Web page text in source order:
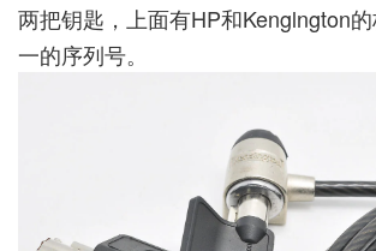
两把钥匙，上面有HP和Kenglngton
一的序列号。